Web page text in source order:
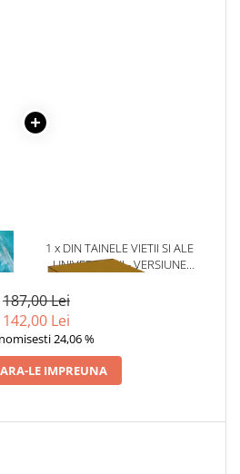
1 x DIN TAINELE VIETII SI ALE
UNIVERSULUI - VERSIUNE
VOLUMELE I-III. CUTIE DE
COLECTIE -SCARLAT
187,00 Lei
142,00 Lei
24,06 %
LE IMPREUNA